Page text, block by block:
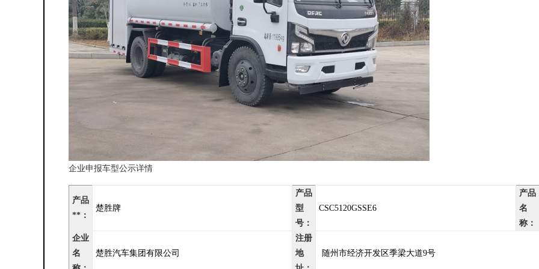
企业申报车型公示详情
产品
**：
楚胜牌
产品
型
号：
CSC5120GSSE6
产品
名
称：
企业
名
楚胜汽车集团有限公司
注册
地
随州市经济开发区季梁大道9号